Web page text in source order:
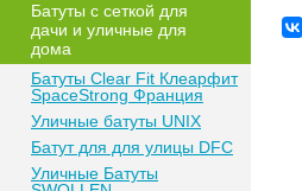
Батуты с сеткой для
дачи и уличные для
дома
Батуты Clear Fit Клеарфит
SpaceStrong Франция
Уличные батуты UNIX
Батут для для улицы DFC
Уличные Батуты